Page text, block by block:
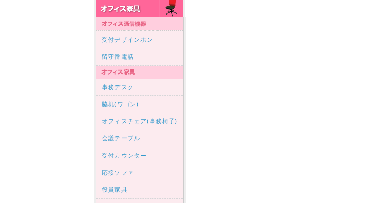
受付デザインホン
留守番電話
事務デスク
脇机(ワゴン)
オフィスチェア(事務椅子)
会議テーブル
受付カウンター
応接ソファ
役員家具